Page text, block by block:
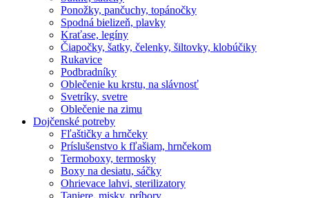
Ponožky, pančuchy, topánočky
Spodná bielizeň, plavky
Kraťase, legíny
Čiapočky, šatky, čelenky, šiltovky, klobúčiky
Rukavice
Podbradníky
Oblečenie ku krstu, na slávnosť
Svetríky, svetre
Oblečenie na zimu
Dojčenské potreby
Fľaštičky a hrnčeky
Príslušenstvo k fľašiam, hrnčekom
Termoboxy, termosky
Boxy na desiatu, sáčky
Ohrievace lahvi, sterilizatory
Taniere, misky, príbory